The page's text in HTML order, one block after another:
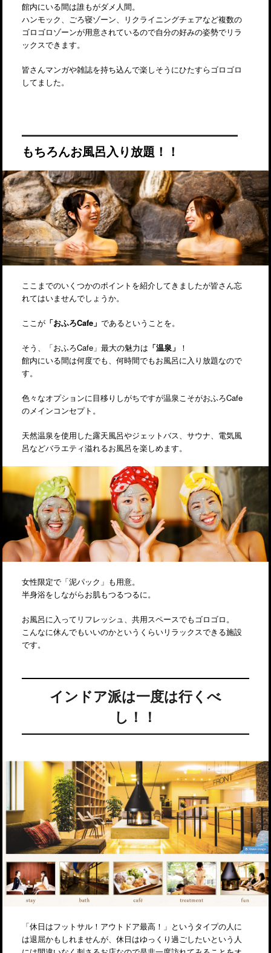
館内にいる間は誰もがダメ人間。
ハンモック、ごろ寝ゾーン、リクライニングチェアなど複数の
ゴロゴロゾーンが用意されているので自分の好みの姿勢でリラ
ックスできます。
皆さんマンガや雑誌を持ち込んで楽しそうにひたすらゴロゴロ
してました。
もちろんお風呂入り放題！！
ここまでのいくつかのポイントを紹介してきましたが皆さん忘
れてはいませんでしょうか。
ここが「おふろCafe」 であるということを。
そう、「おふろCafe」最大の魅力は 「温泉」
！
館内にいる間は何度でも、何時間でもお風呂に入り放題なので
す。
色々なオプションに目移りしがちですが温泉こそがおふろCafe
のメインコンセプト。
天然温泉を使用した露天風呂やジェットバス、サウナ、電気風
呂などバラエティ溢れるお風呂を楽しめます。
女性限定で「泥パック」も用意。
半身浴をしながらお肌もつるつるに。
お風呂に入ってリフレッシュ、共用スペースでもゴロゴロ。
こんなに休んでもいいのかというくらいリラックスできる施設
です。
インドア派は一度は行くべ
し！！
「休日はフットサル！アウトドア最高！」というタイプの人に
は退屈かもしれませんが、休日はゆっくり過ごしたいという人